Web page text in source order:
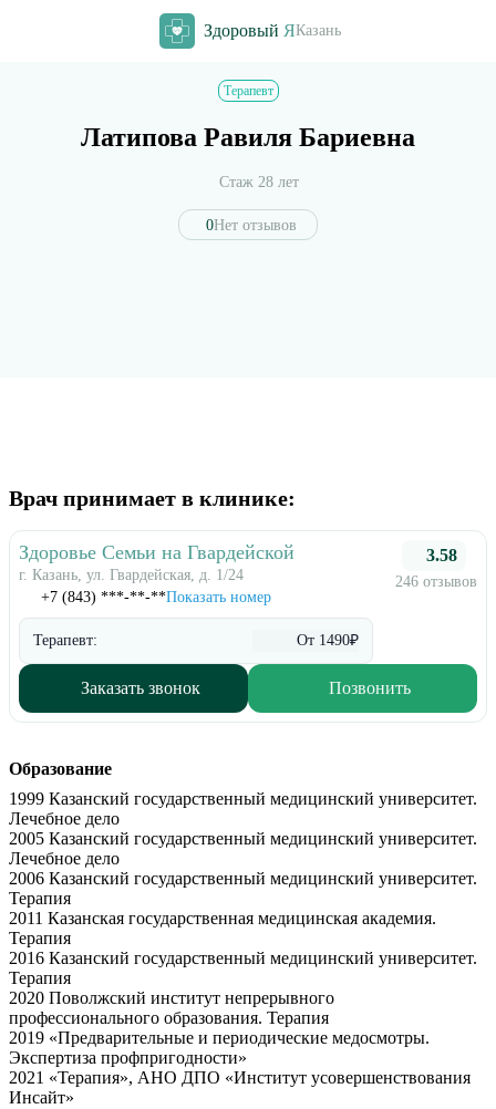
Здоровый ЯКазань
Терапевт
Латипова Равиля Бариевна
Стаж 28 лет
0Нет отзывов
Врач принимает в клинике:
Здоровье Семьи на Гвардейской
г. Казань, ул. Гвардейская, д. 1/24
+7 (843) ***-**-**Показать номер
3.58
246 отзывов
Терапевт: От 1490₽
Заказать звонок Позвонить
Образование
1999 Казанский государственный медицинский университет.
Лечебное дело
2005 Казанский государственный медицинский университет.
Лечебное дело
2006 Казанский государственный медицинский университет.
Терапия
2011 Казанская государственная медицинская академия.
Терапия
2016 Казанский государственный медицинский университет.
Терапия
2020 Поволжский институт непрерывного
профессионального образования. Терапия
2019 «Предварительные и периодические медосмотры.
Экспертиза профпригодности»
2021 «Терапия», АНО ДПО «Институт усовершенствования
Инсайт»